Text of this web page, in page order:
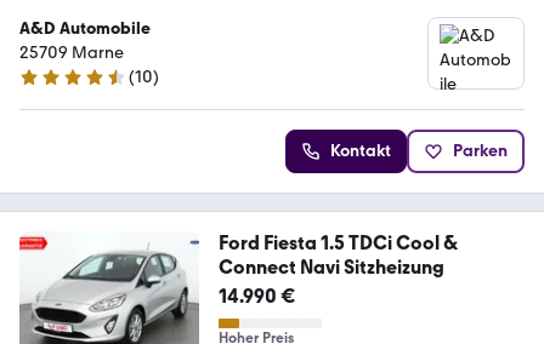
A&D Automobile
25709 Marne
4.4 Sterne
(10)
Kontakt Parken
Ford Fiesta 1.5 TDCi Cool &
Connect Navi Sitzheizung
14.990 €
Hoher Preis